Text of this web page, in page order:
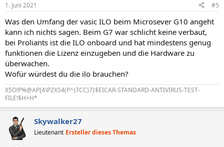
1. Juni 2021 #5
Was den Umfang der vasic ILO beim Microsever G10 angeht
kann ich nichts sagen. Beim G7 war schlicht keine verbaut,
bei Proliants ist die ILO onboard und hat mindestens genug
funktionen die Lizenz einzugeben und die Hardware zu
überwachen.
Wofür würdest du die ilo brauchen?
X5O!P%@AP[4\PZX54(P^)7CC)7}$EICAR-STANDARD-ANTIVIRUS-TEST-
FILE!$H+H*
Skywalker27
Lieutenant Ersteller dieses Themas